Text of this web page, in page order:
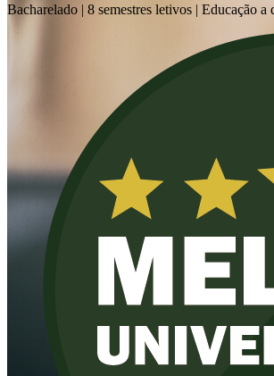
Bacharelado | 8 semestres letivos | Educação a